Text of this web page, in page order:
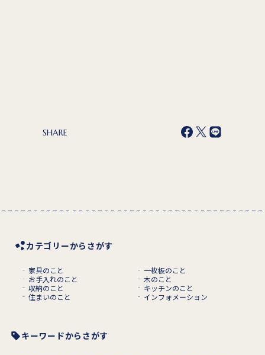
SHARE
カテゴリーからさがす
家具のこと
一枚板のこと
お手入れのこと
木のこと
収納のこと
キッチンのこと
住まいのこと
インフォメーション
キーワードからさがす